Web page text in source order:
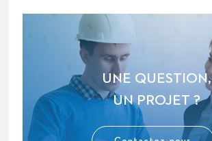
UNE QUESTION,
UN PROJET ?